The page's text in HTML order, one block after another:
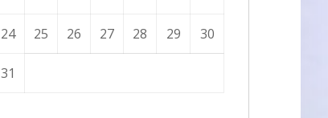
24 25 26 27 28 29 30
31